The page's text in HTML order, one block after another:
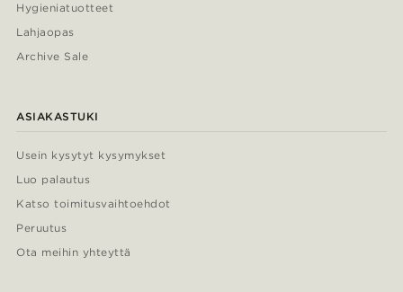
Hygieniatuotteet
Lahjaopas
Archive Sale
ASIAKASTUKI
Usein kysytyt kysymykset
Luo palautus
Katso toimitusvaihtoehdot
Peruutus
Ota meihin yhteyttä